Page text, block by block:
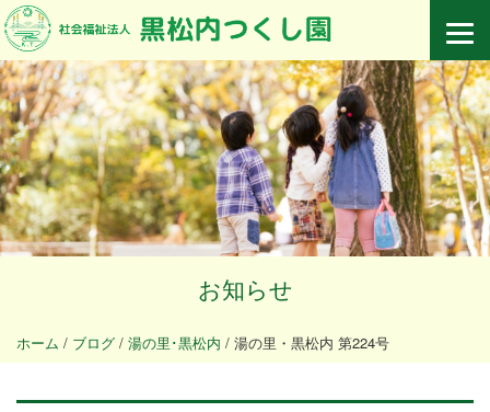
お知らせ
ホーム / ブログ / 湯の里･黒松内 / 湯の里・黒松内 第224号